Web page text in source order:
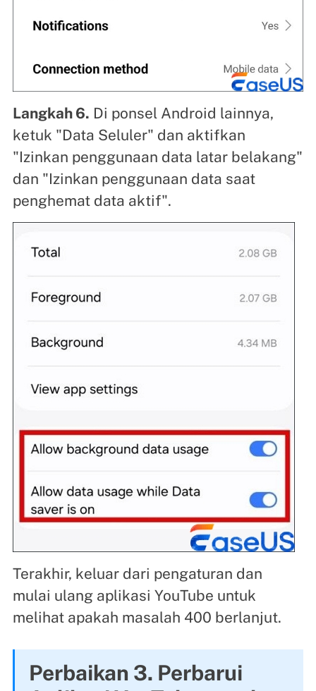
Langkah 6. Di ponsel Android lainnya,
ketuk "Data Seluler" dan aktifkan
"Izinkan penggunaan data latar belakang"
dan "Izinkan penggunaan data saat
penghemat data aktif".
Terakhir, keluar dari pengaturan dan
mulai ulang aplikasi YouTube untuk
melihat apakah masalah 400 berlanjut.
Perbaikan 3. Perbarui